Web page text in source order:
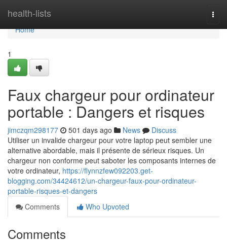
health-lists
Home
Home
1
Faux chargeur pour ordinateur
portable : Dangers et risques
jimczqm298177 501 days ago News
Discuss
Utiliser un invalide chargeur pour votre laptop peut sembler une
alternative abordable, mais il présente de sérieux risques. Un
chargeur non conforme peut saboter les composants internes de
votre ordinateur, https://flynnzfew092203.get-
blogging.com/34424612/un-chargeur-faux-pour-ordinateur-
portable-risques-et-dangers
Comments
Who Upvoted
Comments